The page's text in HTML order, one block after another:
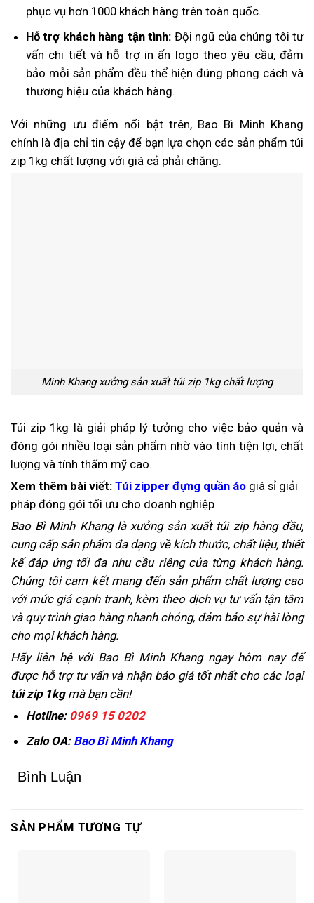
phục vụ hơn 1000 khách hàng trên toàn quốc.
Hỗ trợ khách hàng tận tình: Đội ngũ của chúng tôi tư
vấn chi tiết và hỗ trợ in ấn logo theo yêu cầu, đảm
bảo mỗi sản phẩm đều thể hiện đúng phong cách và
thương hiệu của khách hàng.
Với những ưu điểm nổi bật trên, Bao Bì Minh Khang
chính là địa chỉ tin cậy để bạn lựa chọn các sản phẩm túi
zip 1kg chất lượng với giá cả phải chăng.
Minh Khang xưởng sản xuất túi zip 1kg chất lượng
Túi zip 1kg là giải pháp lý tưởng cho việc bảo quản và
đóng gói nhiều loại sản phẩm nhờ vào tính tiện lợi, chất
lượng và tính thẩm mỹ cao.
Xem thêm bài viết: Túi zipper đựng quần áo giá sỉ giải
pháp đóng gói tối ưu cho doanh nghiệp
Bao Bì Minh Khang là xưởng sản xuất túi zip hàng đầu,
cung cấp sản phẩm đa dạng về kích thước, chất liệu, thiết
kế đáp ứng tối đa nhu cầu riêng của từng khách hàng.
Chúng tôi cam kết mang đến sản phẩm chất lượng cao
với mức giá cạnh tranh, kèm theo dịch vụ tư vấn tận tâm
và quy trình giao hàng nhanh chóng, đảm bảo sự hài lòng
cho mọi khách hàng.
Hãy liên hệ với Bao Bì Minh Khang ngay hôm nay để
được hỗ trợ tư vấn và nhận báo giá tốt nhất cho các loại
túi zip 1kgmà bạn cần!
Hotline: 0969 15 0202
Zalo OA: Bao Bì Minh Khang
Bình Luận
SẢN PHẨM TƯƠNG TỰ